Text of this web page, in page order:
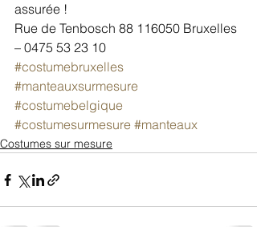
assurée !
Rue de Tenbosch 88 116050 Bruxelles
– 0475 53 23 10
#costumebruxelles
#manteauxsurmesure
#costumebelgique
#costumesurmesure #manteaux
Costumes sur mesure